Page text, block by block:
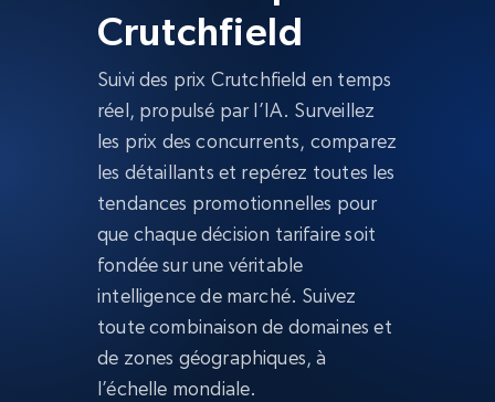
Crutchfield
Suivi des prix Crutchfield en temps
réel, propulsé par l’IA. Surveillez
les prix des concurrents, comparez
les détaillants et repérez toutes les
tendances promotionnelles pour
que chaque décision tarifaire soit
fondée sur une véritable
intelligence de marché. Suivez
toute combinaison de domaines et
de zones géographiques, à
l’échelle mondiale.